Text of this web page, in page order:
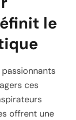
le
ces
offrent une